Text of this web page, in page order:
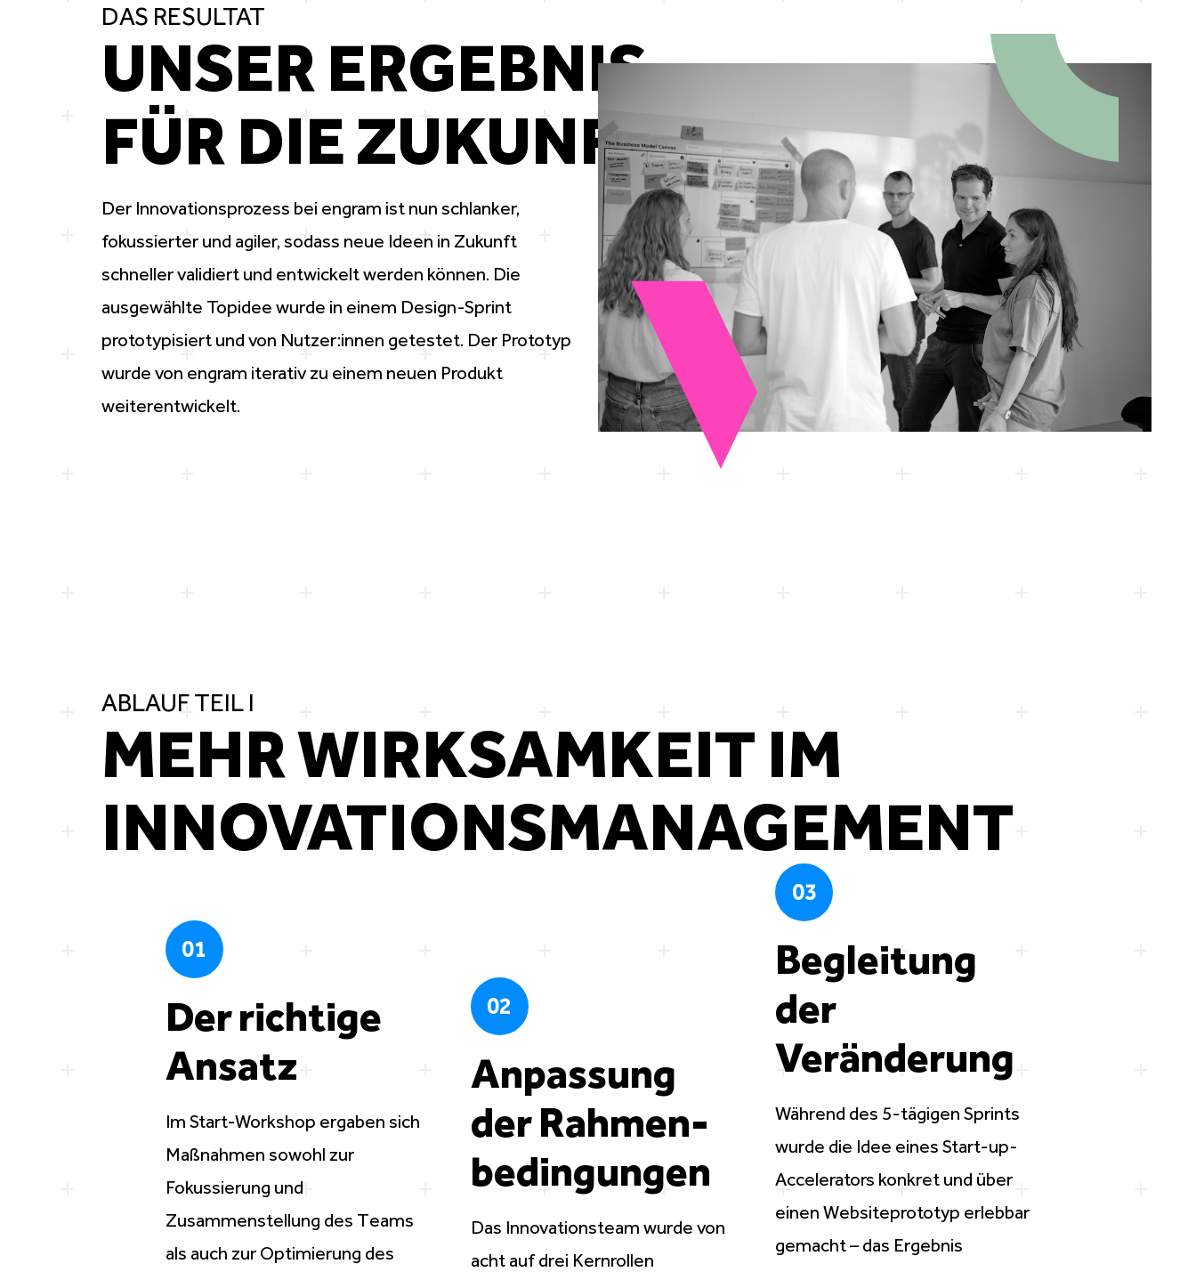
DAS RESULTAT
UNSER ERGEBNIS
FÜR DIE ZUKUNFT
Der Innovationsprozess bei engram ist nun schlanker,
fokussierter und agiler, sodass neue Ideen in Zukunft
schneller validiert und entwickelt werden können. Die
ausgewählte Topidee wurde in einem Design-Sprint
prototypisiert und von Nutzer:innen getestet. Der Prototyp
wurde von engram iterativ zu einem neuen Produkt
weiterentwickelt.
ABLAUF TEIL I
MEHR WIRKSAMKEIT IM
INNOVATIONSMANAGEMENT
01
Der richtige
Ansatz
Im Start-Workshop ergaben sich
Maßnahmen sowohl zur
Fokussierung und
Zusammenstellung des Teams
als auch zur Optimierung des
02
Anpassung
der Rahmen-
bedingungen
Das Innovationsteam wurde von
acht auf drei Kernrollen
03
Begleitung
der
Veränderung
Während des 5-tägigen Sprints
wurde die Idee eines Start-up-
Accelerators konkret und über
einenWebsiteprototyp erlebbar
gemacht – das Ergebnis